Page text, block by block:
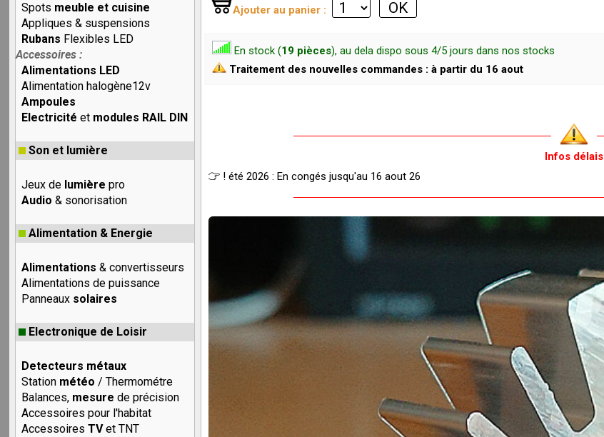
Spots meuble et cuisine
Appliques & suspensions
Rubans Flexibles LED
Accessoires :
Alimentations LED
Alimentation halogène12v
Ampoules
Electricité et modules RAIL DIN
Son et lumière
Jeux de lumière pro
Audio & sonorisation
Alimentation & Energie
Alimentations & convertisseurs
Alimentations de puissance
Panneaux solaires
Electronique de Loisir
Detecteurs métaux
Station météo / Thermométre
Balances, mesure de précision
Accessoires pour l'habitat
AccessoiresTVet TNT
Ajouter au panier :
En stock (19 pièces), au dela dispo sous 4/5 jours dans nos stocks
Traitement des nouvelles commandes : à partir du 16 aout
Infos délais
! été 2026 : En congés jusqu'au 16 aout 26